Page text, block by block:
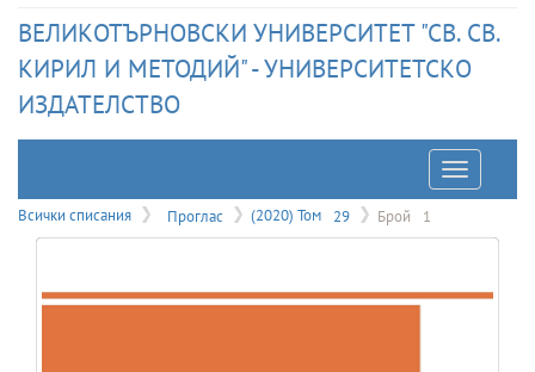
ВЕЛИКОТЪРНОВСКИ УНИВЕРСИТЕТ "СВ. СВ.
КИРИЛ И МЕТОДИЙ" - УНИВЕРСИТЕТСКО
ИЗДАТЕЛСТВО
Отваряне
на
меню
Всички списания Проглас (2020) Том 29 Брой 1